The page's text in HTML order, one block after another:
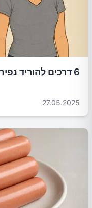
6 דרכים להוריד נפיחות בבטן תוך 24 שעות
27.05.2025